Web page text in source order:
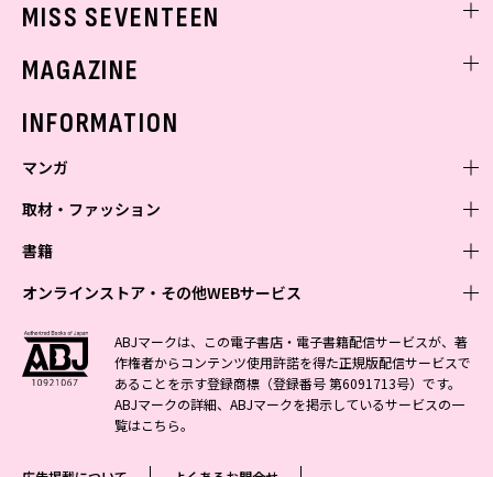
MISS SEVENTEEN
MAGAZINE
INFORMATION
マンガ
少年マンガ
Vジャンプ
最強ジャンプ
少年ジャンプ+
ジャンプTOON
ジャンプルーキー！
青年マンガ
ZEBRACK
S-MANGA
集英社ジャンプリミックス
少女マンガ
ZEBRACK
S-MANGA
集英社コミック文庫
女性マンガ
ジャンプTOON
集英社コミック文庫
取材・ファッション
ファッション・美容
BAILA
MAQUIA
芸能・情報・スポーツ
週プレNEWS
週プレ グラジャパ!
書籍
文芸・文庫・総合
小説すばる
集英社 文芸ステーション
web 集英社文庫
学芸・ノンフィクション・新書
1日5分で、明日は変わる よみタイ yomitai
集英社学芸部 - 学芸・ノンフィクション
集英社ビジネス書
ライトノベル・ノベライズ
集英社オレンジ文庫
ダッシュエックス文庫公式サイト
オンラインストア・その他WEBサービス
オンラインストア
OTO
SHUEISHA MANGA-ART HERITAGE
ジャンプキャラクターズストア
HAPPY PLUS STORE
その他WEBサービス
集英社アドナビ
ABJマークは、この電子書店・電子書籍配信サービスが、著
作権者からコンテンツ使用許諾を得た正規版配信サービスで
あることを示す登録商標（登録番号 第6091713号）です。
ABJマークの詳細、ABJマークを掲示しているサービスの一
覧はこちら。